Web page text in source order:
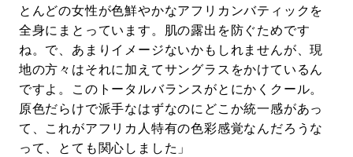
とんどの女性が色鮮やかなアフリカンバティックを
全身にまとっています。肌の露出を防ぐためです
ね。で、あまりイメージないかもしれませんが、現
地の方々はそれに加えてサングラスをかけているん
ですよ。このトータルバランスがとにかくクール。
原色だらけで派手なはずなのにどこか統一感があっ
て、これがアフリカ人特有の色彩感覚なんだろうな
って、とても関心しました」